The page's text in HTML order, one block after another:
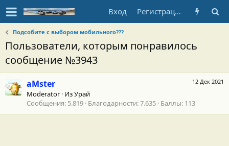
Вход Регистрация
Подсобите с выбором мобильного???
Пользователи, которым понравилось
сообщение №3943
12 Дек 2021
aMster
Moderator · ИзУрай
Сообщения 5.819 Благодарности 7.635 Баллы 113